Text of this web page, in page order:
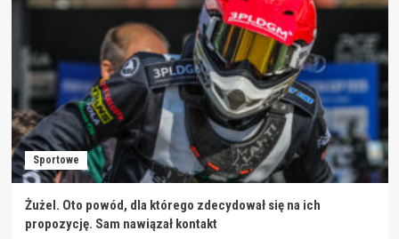
Sportowe
Żużel. Oto powód, dla którego zdecydował się na ich
propozycję. Sam nawiązał kontakt